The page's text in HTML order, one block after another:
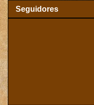
Seguidores